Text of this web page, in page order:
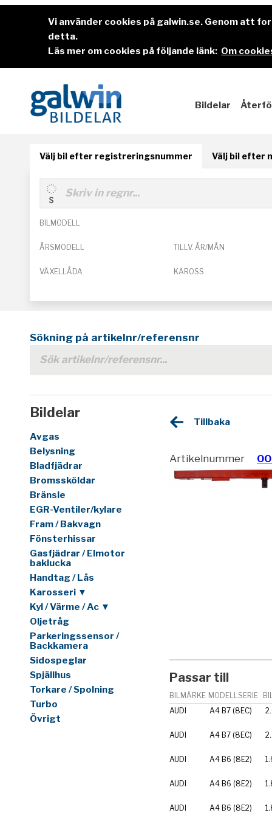
Vi använder cookies på galwin.se. Genom att
detta.
Läs mer om cookies på följande länk: Om
Bildelar
Välj bil efter registreringsnummer Välj bil efter
BILMODELL
ÅRSMODELL TILLV. ÅR/MÅN
VÄXELLÅDA KAROSS
Sökning på artikelnr/referensnr
Bildelar
Avgas
Belysning
Bladfjädrar
Bromssköldar
Bränsle
EGR-Ventiler/kylare
Fram / Bakvagn
Fönsterhissar
Gasfjädrar / Elmotor
baklucka
Handtag / Lås
Karosseri ▼
Kyl / Värme / Ac ▼
Oljetråg
Parkeringssensor /
Backkamera
Sidospeglar
Spjällhus
Torkare / Spolning
Turbo
Övrigt
Tillbaka
Artikelnummer
Passar till
BILMÄRKE MODELLSERIE
AUDI
A4 B7 (8EC)
AUDI A4 B7 (8EC)
AUDI A4 B6 (8E2)
AUDI A4 B6 (8E2)
AUDI A4 B6 (8E2)